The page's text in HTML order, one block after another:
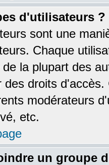
d'utilisateurs ?
sont une
Chaque
la plupart des
des droits
modérateurs
etc.
un groupe